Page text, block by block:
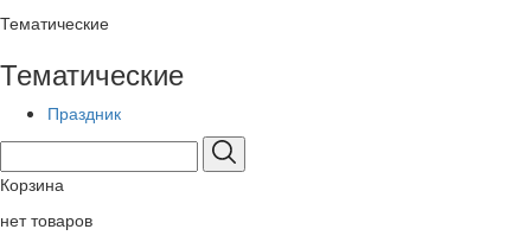
Тематические
Тематические
Праздник
Корзина
нет товаров